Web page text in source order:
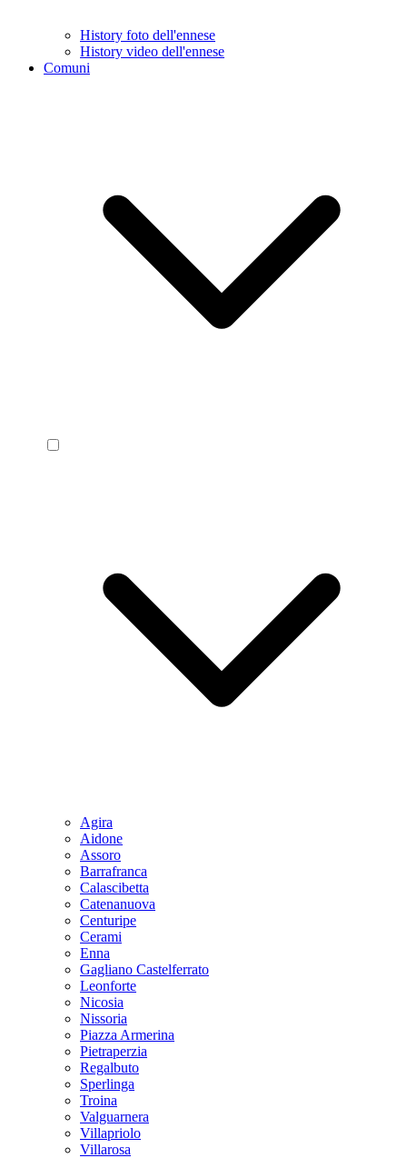
History foto dell'ennese
History video dell'ennese
Comuni
Agira
Aidone
Assoro
Barrafranca
Calascibetta
Catenanuova
Centuripe
Cerami
Enna
Gagliano Castelferrato
Leonforte
Nicosia
Nissoria
Piazza Armerina
Pietraperzia
Regalbuto
Sperlinga
Troina
Valguarnera
Villapriolo
Villarosa